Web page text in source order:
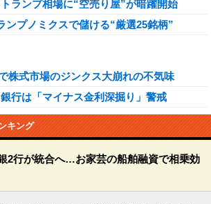
ランプ相場に“空売り屋”が暗躍開始
ンプノミクスで儲ける“厳選25銘柄”
株式市場のジンクス大崩れの不気味
行は「マイナス金利深掘り」警戒
キング
2行が統合へ…お家芸の船舶融資で相乗効